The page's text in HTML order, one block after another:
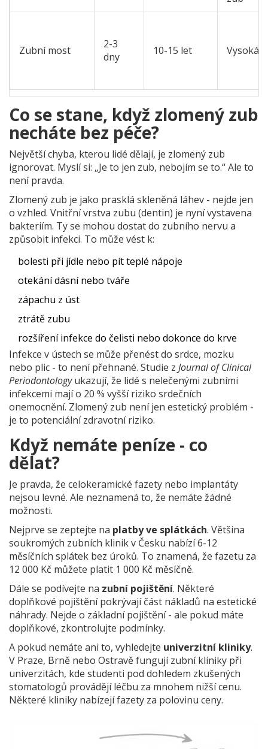
Zubní most
2-3
dny
10-15 let Vysoká
Co se stane, když zlomený zub
necháte bez péče?
Největší chyba, kterou lidé dělají, je zlomený zub
ignorovat. Myslí si: „Je to jen zub, nebojím se to.“ Ale to
není pravda.
Zlomený zub je jako prasklá skleněná láhev - nejde jen
o vzhled. Vnitřní vrstva zubu (dentin) je nyní vystavena
bakteriím. Ty se mohou dostat do zubního nervu a
způsobit infekci. To může vést k:
bolesti při jídle nebo pít teplé nápoje
otekání dásní nebo tváře
zápachu z úst
ztrátě zubu
rozšíření infekce do čelisti nebo dokonce do krve
Infekce v ústech se může přenést do srdce, mozku
nebo plic - to není přehnané. Studie z Journal of Clinical
Periodontologyukazují, že lidé s nelečenými zubními
infekcemi mají o 20 % vyšší riziko srdečních
onemocnění. Zlomený zub není jen estetický problém -
je to potenciální zdravotní riziko.
Když nemáte peníze - co
dělat?
Je pravda, že celokeramické fazety nebo implantáty
nejsou levné. Ale neznamená to, že nemáte žádné
možnosti.
Nejprve se zeptejte na platby ve splátkách. Většina
soukromých zubních klinik v Česku nabízí 6-12
měsíčních splátek bez úroků. To znamená, že fazetu za
12 000 Kč můžete platit 1 000 Kč měsíčně.
Dále se podívejte na zubní pojištění. Některé
doplňkové pojištění pokrývají část nákladů na estetické
náhrady. Nejde o základní pojištění - ale pokud máte
doplňkové, zkontrolujte podmínky.
A pokud nemáte ani to, vyhledejte univerzitní kliniky.
V Praze, Brně nebo Ostravě fungují zubní kliniky při
univerzitách, kde studenti pod dohledem zkušených
stomatologů provádějí léčbu za mnohem nižší cenu.
Některé kliniky nabízejí fazety za polovinu ceny.